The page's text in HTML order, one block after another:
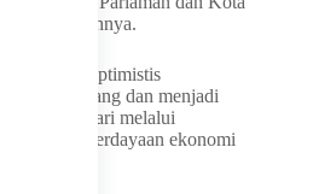
tambahnya.
Pariaman optimistis
berkembang dan menjadi
nagari melalui
dan pemberdayaan ekonomi